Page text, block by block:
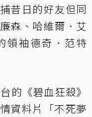
昔日的好友但同
森、哈維爾．艾
領袖德奇．范特
的《碧血狂殺》
資料片「不死夢